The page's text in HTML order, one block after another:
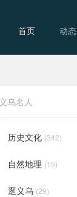
首页 动态
义乌名人
历史文化 (342)
自然地理 (15)
逛义乌 (29)